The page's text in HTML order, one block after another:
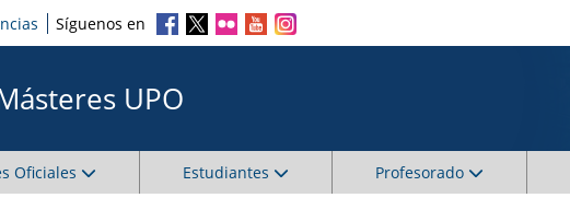
Síguenos en
UPO
Oficiales Estudiantes Profesorado